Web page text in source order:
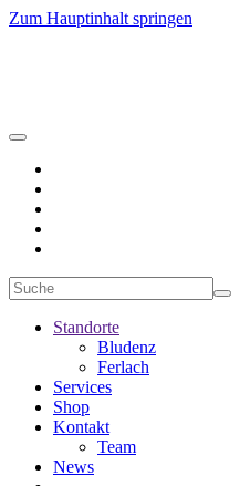
Zum Hauptinhalt springen
Standorte
Bludenz
Ferlach
Services
Shop
Kontakt
Team
News